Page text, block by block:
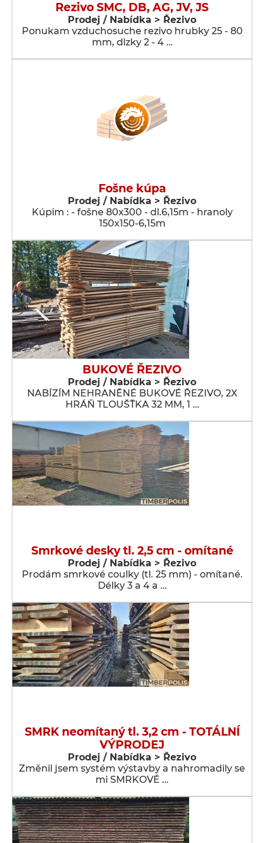
Rezivo SMC, DB, AG, JV, JS
Prodej / Nabídka > Řezivo
Ponukam vzduchosuche rezivo hrubky 25 - 80
mm, dlzky 2 - 4 …
Fošne kúpa
Prodej / Nabídka > Řezivo
Kúpim : - fošne 80x300 - dl.6,15m - hranoly
150x150-6,15m
BUKOVÉ ŘEZIVO
Prodej / Nabídka > Řezivo
NABÍZÍM NEHRANĚNÉ BUKOVÉ ŘEZIVO, 2X
HRÁŇ TLOUŠŤKA 32 MM, 1 …
Smrkové desky tl. 2,5 cm - omítané
Prodej / Nabídka > Řezivo
Prodám smrkové coulky (tl. 25 mm) - omítané.
Délky 3 a 4 a …
SMRK neomítaný tl. 3,2 cm - TOTÁLNÍ
VÝPRODEJ
Prodej / Nabídka > Řezivo
Změnil jsem systém výstavby a nahromadily se
mi SMRKOVÉ …